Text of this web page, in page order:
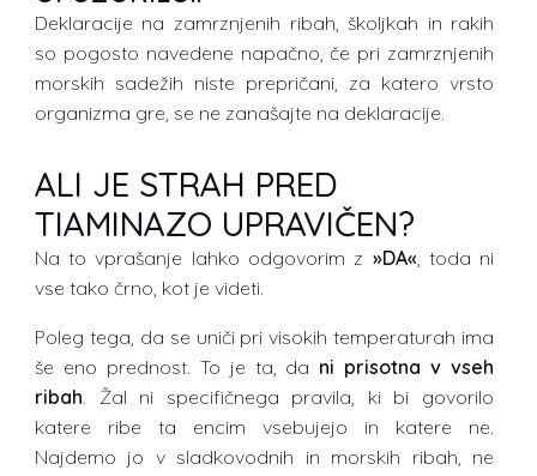
Deklaracije na zamrznjenih ribah, školjkah in rakih
so pogosto navedene napačno, če pri zamrznjenih
morskih sadežih niste prepričani, za katero vrsto
organizma gre, se ne zanašajte na deklaracije.
ALI JE STRAH PRED
TIAMINAZO UPRAVIČEN?
Na to vprašanje lahko odgovorim z »DA« , toda ni
vse tako črno, kot je videti.
Poleg tega, da se uniči pri visokih temperaturah ima
še eno prednost. To je ta, da ni prisotna v vseh
ribah. Žal ni specifičnega pravila, ki bi govorilo
katere ribe ta encim vsebujejo in katere ne.
Najdemo jo v sladkovodnih in morskih ribah, ne